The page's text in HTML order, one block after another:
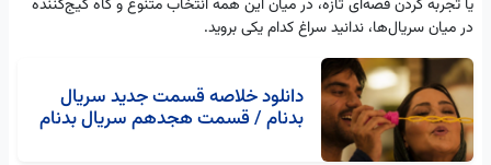
یا تجربه کردن قصه‌ای تازه، در میان این همه انتخاب متنوع و گاه گیج‌کننده
در میان سریال‌ها، ندانید سراغ کدام یکی بروید.
دانلود خلاصه قسمت جدید سریال
بدنام / قسمت هجدهم سریال بدنام